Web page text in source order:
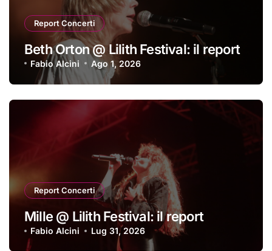
Report Concerti
Beth Orton @ Lilith Festival: il report
Fabio Alcini Ago 1, 2026
Report Concerti
Mille @ Lilith Festival: il report
Fabio Alcini Lug 31, 2026